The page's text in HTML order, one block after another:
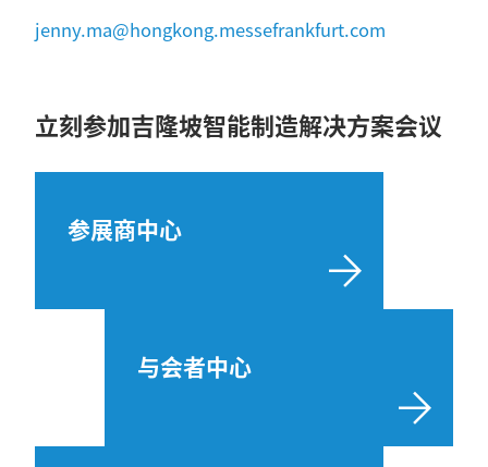
jenny.ma@hongkong.messefrankfurt.com
立刻参加吉隆坡智能制造解决方案会议
参展商中心
与会者中心